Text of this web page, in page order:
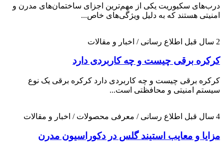
درب‌های سکیوریت یکی از مهم‌ترین اجزای ساختمان‌های مدرن و
امنیتی هستند که به دلیل ویژگی‌های خاص...
2 سال قبل اطلاع رسانی / اخبار و مقالات
کرکره برقی چیست و چه کاربردی دارد
کرکره برقی چیست و چه کاربردی دارد کرکره برقی یک نوع
سیستم امنیتی و محافظتی است...
4 سال قبل اطلاع رسانی / معرفی محصولات / اخبار و مقالات
مزایا و معایب استیند گلس در دکوراسیون مدرن